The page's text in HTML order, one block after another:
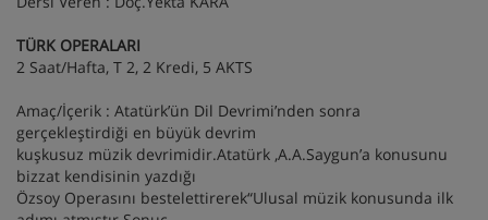
TÜRK OPERALARI
2 Saat/Hafta, T 2, 2 Kredi, 5 AKTS
Amaç/İçerik : Atatürk’ün Dil Devrimi’nden sonra
gerçekleştirdiği en büyük devrim
kuşkusuz müzik devrimidir.Atatürk ,A.A.Saygun’a konusunu
bizzat kendisinin yazdığı
Özsoy Operasını bestelettirerek“Ulusal müzik konusunda ilk